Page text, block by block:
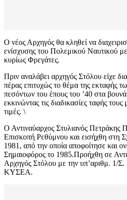
Ο νέος Αρχηγός θα κληθεί να
ενίσχυσης του Πολεμικού Ναυτικού με
κυρίως Φρεγάτες.
Πριν αναλάβει αρχηγός Στόλου είχε
πέρας επιτυχώς το θέμα της εκταφής
πεσόντων του έπους του ’40 στα
εκκινώντας τις διαδικασίες ταφής
τιμές. \
Ο Αντιναύαρχος Στυλιανός Πετράκης
Επισκοπή Ρεθύμνου και εισήχθη στη
1981, από την οποία αποφοίτησε και
Σημαιοφόρος το 1985.Προήχθη σε
Αρχηγός Στόλου με την υπ’αριθμ. 1/
ΚΥΣΕΑ.